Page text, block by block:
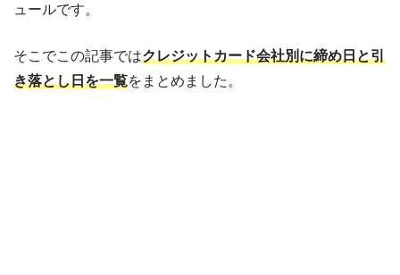
ュールです。
そこでこの記事ではクレジットカード会社別に締め日と引
き落とし日を一覧をまとめました。